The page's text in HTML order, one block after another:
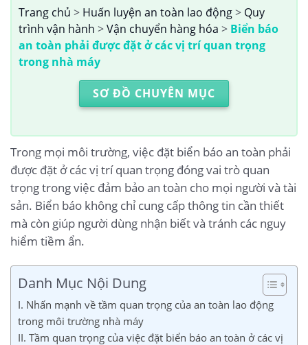
Trang chủ > Huấn luyện an toàn lao động> Quy
trình vận hành >Vận chuyển hàng hóa > Biển báo
an toàn phải được đặt ở các vị trí quan trọng
trong nhà máy
SƠ ĐỒ CHUYÊN MỤC
Trong mọi môi trường, việc đặt biển báo an toàn phải
được đặt ở các vị trí quan trọng đóng vai trò quan
trọng trong việc đảm bảo an toàn cho mọi người và tài
sản. Biển báo không chỉ cung cấp thông tin cần thiết
mà còn giúp người dùng nhận biết và tránh các nguy
hiểm tiềm ẩn.
Danh Mục Nội Dung
I. Nhấn mạnh về tầm quan trọng của an toàn lao động
trong môi trường nhà máy
II. Tầm quan trọng của việc đặt biển báo an toàn ở các vị